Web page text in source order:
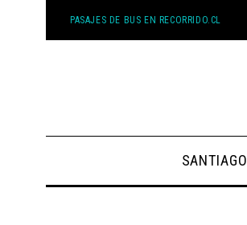
PASAJES DE BUS EN RECORRIDO.CL
SANTIAGO